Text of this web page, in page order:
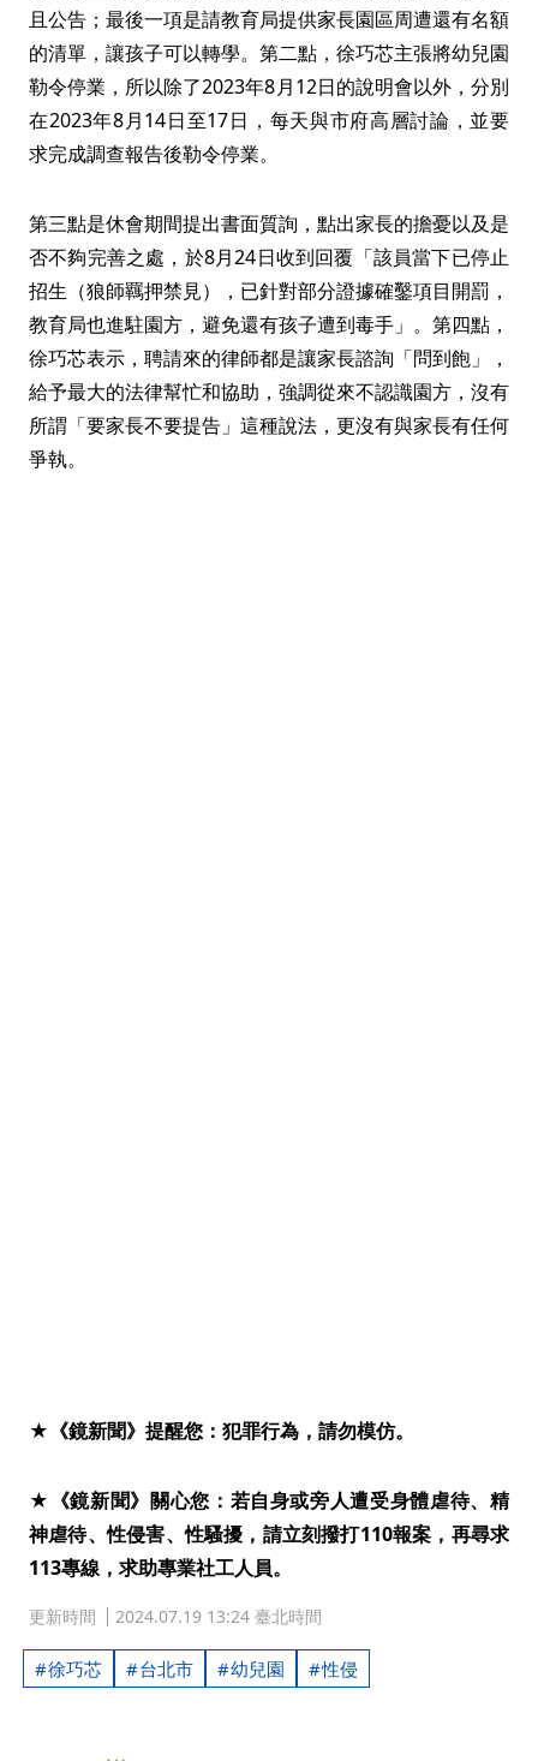
且公告；最後一項是請教育局提供家長園區周遭還有名額
的清單，讓孩子可以轉學。第二點，徐巧芯主張將幼兒園
勒令停業，所以除了2023年8月12日的說明會以外，分別
在2023年8月14日至17日，每天與市府高層討論，並要
求完成調查報告後勒令停業。
第三點是休會期間提出書面質詢，點出家長的擔憂以及是
否不夠完善之處，於8月24日收到回覆「該員當下已停止
招生（狼師羈押禁見），已針對部分證據確鑿項目開罰，
教育局也進駐園方，避免還有孩子遭到毒手」。第四點，
徐巧芯表示，聘請來的律師都是讓家長諮詢「問到飽」，
給予最大的法律幫忙和協助，強調從來不認識園方，沒有
所謂「要家長不要提告」這種說法，更沒有與家長有任何
爭執。
★《鏡新聞》提醒您：犯罪行為，請勿模仿。
★《鏡新聞》關心您：若自身或旁人遭受身體虐待、精
神虐待、性侵害、性騷擾，請立刻撥打110報案，再尋求
113專線，求助專業社工人員。
更新時間 2024.07.19 13:24 臺北時間
徐巧芯 台北市 幼兒園 性侵